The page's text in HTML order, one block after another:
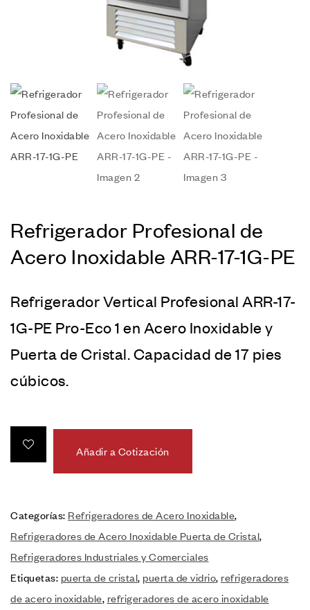
Refrigerador Profesional de
Acero Inoxidable ARR-17-1G-PE
RefrigeradorVertical Profesional ARR-17-
1G-PE Pro-Eco 1 en Acero Inoxidable y
Puerta de Cristal. Capacidad de 17 pies
cúbicos.
Añadir a Cotización
Categorías: Refrigeradores de Acero Inoxidable,
Refrigeradores de Acero Inoxidable Puerta de Cristal,
Refrigeradores Industriales y Comerciales
Etiquetas: puerta de cristal, puerta de vidrio, refrigeradores
de acero inoxidable, refrigeradores de acero inoxidable